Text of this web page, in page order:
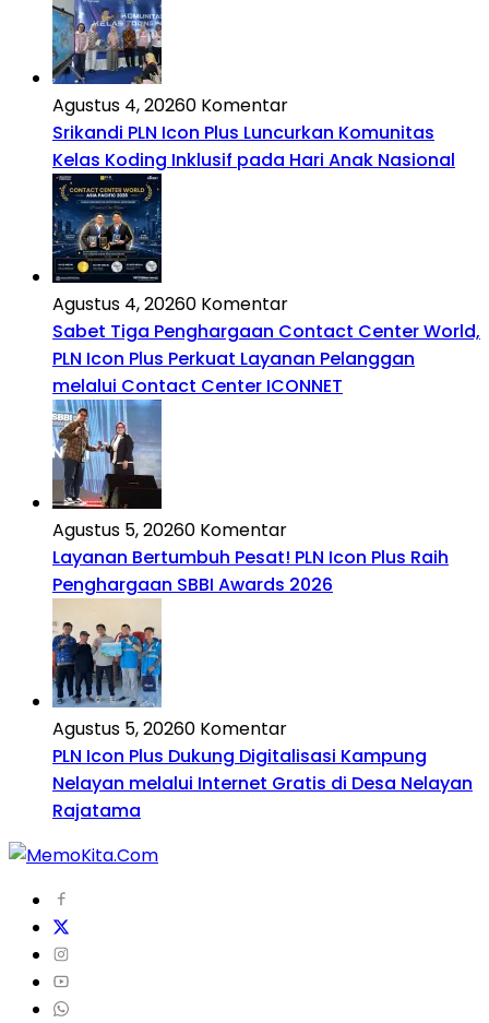
Agustus 4, 20260 Komentar
Srikandi PLN Icon Plus Luncurkan Komunitas
Kelas Koding Inklusif pada Hari Anak Nasional
Agustus 4, 20260 Komentar
Sabet Tiga Penghargaan Contact Center World,
PLN Icon Plus Perkuat Layanan Pelanggan
melalui Contact Center ICONNET
Agustus 5, 20260 Komentar
Layanan Bertumbuh Pesat! PLN Icon Plus Raih
Penghargaan SBBI Awards 2026
Agustus 5, 20260 Komentar
PLN Icon Plus Dukung Digitalisasi Kampung
Nelayan melalui Internet Gratis di Desa Nelayan
Rajatama